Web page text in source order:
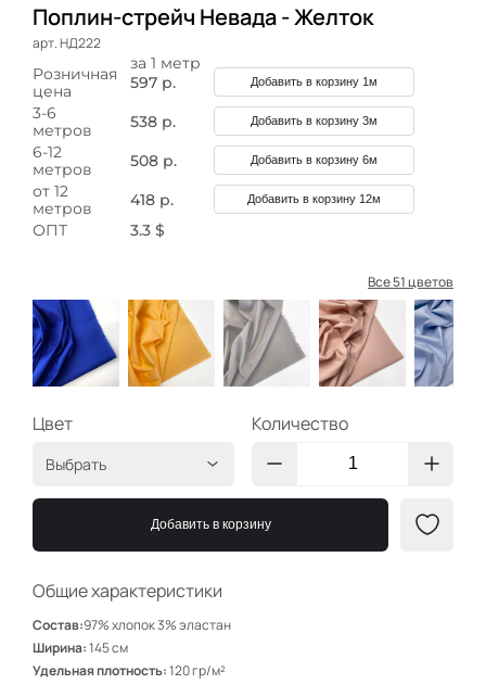
Поплин-стрейч Невада - Желток
арт. НД222
Общие характеристики
Состав:97% хлопок 3% эластан
Ширина:145 см
Удельная плотность:120 гр/м²
за 1 метр
Розничная
цена
597 р. Добавить в корзину 1м
3-6
метров
538 р. Добавить в корзину 3м
6-12
метров
508 р. Добавить в корзину 6м
от 12
метров
418 р. Добавить в корзину 12м
ОПТ 3.3 $
Все 51 цветов
Цвет
Выбрать
Электрик
НД050
НД222
Телесный
Небесно-голубой
Серый
Количество
Добавить в корзину